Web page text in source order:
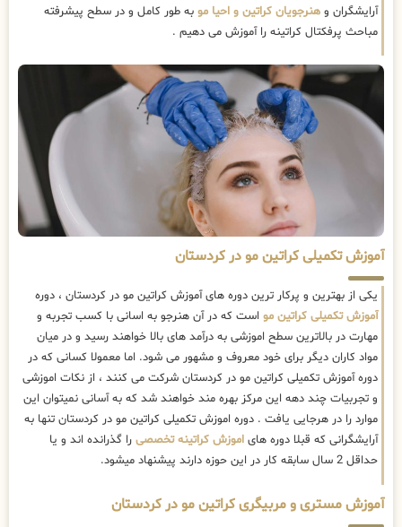
آرایشگران و هنرجویان کراتین و احیا مو به طور کامل و در سطح پیشرفته
مباحث پرفکتال کراتینه را آموزش می دهیم .
آموزش تکمیلی کراتین مو در کردستان
یکی از بهترین و پرکار ترین دوره های آموزش کراتین مو در کردستان ، دوره
آموزش تکمیلی کراتین مو است که در آن هنرجو به اسانی با کسب تجربه و
مهارت در بالاترین سطح اموزشی به درآمد های بالا خواهند رسید و در میان
مواد کاران دیگر برای خود معروف و مشهور می شود. اما معمولا کسانی که در
دوره آموزش تکمیلی کراتین مو در کردستان شرکت می کنند ، از نکات اموزشی
و تجربیات چند دهه این مرکز بهره مند خواهند شد که به آسانی نمیتوان این
موارد را در هرجایی یافت . دوره اموزش تکمیلی کراتین مو در کردستان تنها به
آرایشگرانی که قبلا دوره های اموزش کراتینه تخصصی را گذرانده اند و یا
حداقل 2 سال سابقه کار در این حوزه دارند پیشنهاد میشود.
آموزش مستری و مربیگری کراتین مو در کردستان